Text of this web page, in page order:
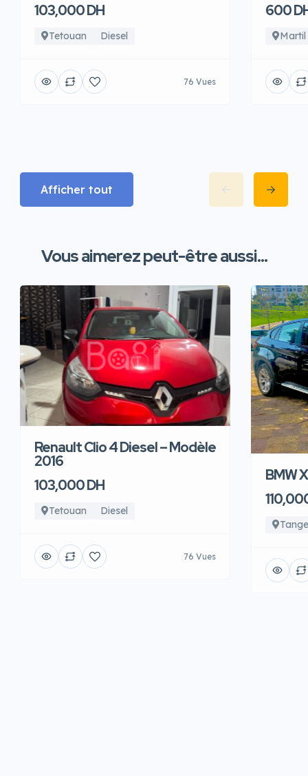
103,000 DH
Tetouan Diesel
76 Vues
600
Martil
Afficher tout
Vous aimerez peut-être aussi...
Renault Clio 4 Diesel – Modèle
2016
103,000 DH
Tetouan Diesel
76 Vues
BMW